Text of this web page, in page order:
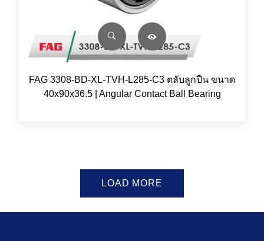
FAG 3308-BD-XL-TVH-L285-C3 ตลับลูกปืน ขนาด
40x90x36.5 | Angular Contact Ball Bearing
LOAD MORE